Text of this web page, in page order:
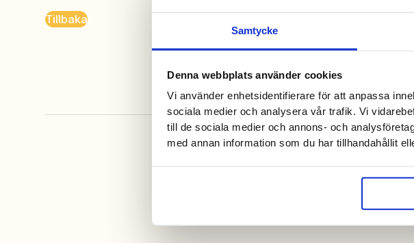
Samtycke
Denna webbplats använder cookies
Vi använder enhetsidentifierare för att anpassa
sociala medier och analysera vår trafik. Vi
till de sociala medier och annons- och
med annan information som du har tillhandahållit
Tillbaka